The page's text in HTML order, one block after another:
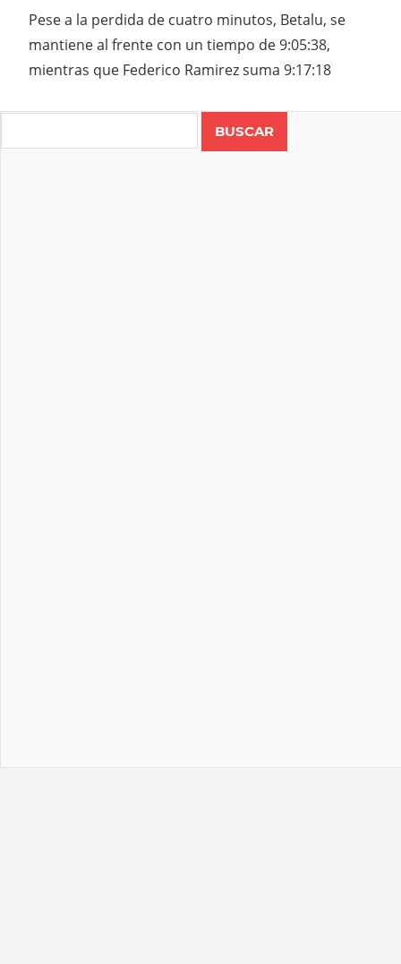
Pese a la perdida de cuatro minutos, Betalu, se
mantiene al frente con un tiempo de 9:05:38,
mientras que Federico Ramirez suma 9:17:18